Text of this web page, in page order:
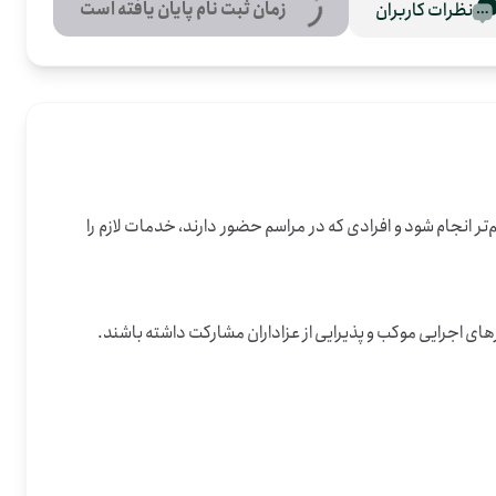
نظرات کاربران زمان ثبت نام پایان یافته است
در این فرصت، داوطلبان در برپایی و اداره‌ی موکب سیدالشهدا برای پذیرایی از عزاداران کمک می‌کنند. کار اصلی این است که روند پذیرایی منظم‌تر انجام شود و افرادی که در مراسم حضور دارند، خدمات لازم را